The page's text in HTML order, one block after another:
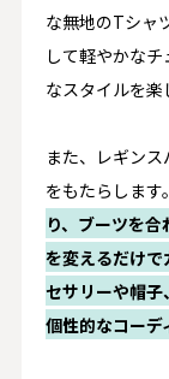
な無地のTシャ
して軽やかな
なスタイルを楽
また、レギン
をもたらします。
り、ブーツを
を変えるだけで
セサリーや帽子
個性的なコーデ